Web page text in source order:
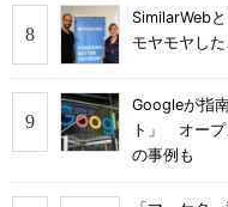
SimilarWeb
モヤモヤし
Googleが指
ト」 オープ
の事例も